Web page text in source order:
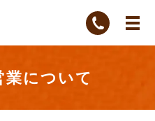
業について